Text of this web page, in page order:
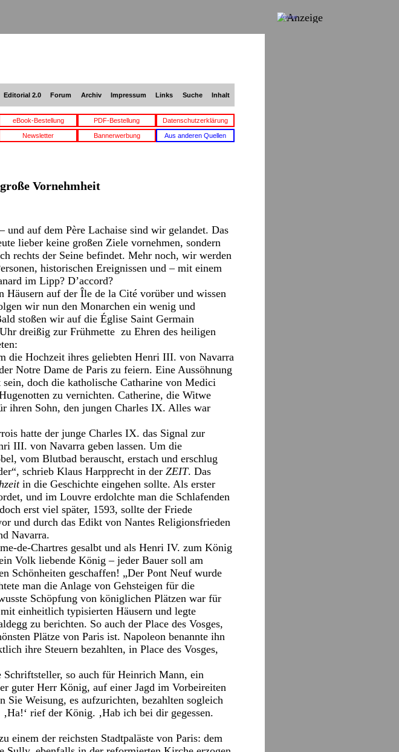
Editorial 2.0 Forum Archiv Impressum Links Suche Inhalt
eBook-Bestellung PDF-Bestellung Datenschutzerklärung
Newsletter Bannerwerbung Aus anderen Quellen
Vornehmheit
auf dem Père Lachaise sind wir gelandet. Das
lieber keine großen Ziele vornehmen, sondern
rechts der Seine befindet. Mehr noch, wir werden
historischen Ereignissen und – mit einem
im Lipp? D’accord?
Häusern auf der Île de la Cité vorüber und wissen
wir nun den Monarchen ein wenig und
stoßen wir auf die Église Saint Germain
dreißig zur Frühmette zu Ehren des heiligen
die Hochzeit ihres geliebten Henri III. von Navarra
Notre Dame de Paris zu feiern. Eine Aussöhnung
doch die katholische Catharine von Medici
zu vernichten. Catherine, die Witwe
ihren Sohn, den jungen Charles IX. Alles war
hatte der junge Charles IX. das Signal zur
III. von Navarra geben lassen. Um die
vom Blutbad berauscht, erstach und erschlug
schrieb Klaus Harpprecht in der ZEIT. Das
in die Geschichte eingehen sollte. Als erster
und im Louvre erdolchte man die Schlafenden
erst viel später, 1593, sollte der Friede
und durch das Edikt von Nantes Religionsfrieden
Navarra.
de-Chartres gesalbt und als Henri IV. zum König
Volk liebende König – jeder Bauer soll am
Schönheiten geschaffen! „Der Pont Neuf wurde
man die Anlage von Gehsteigen für die
Schöpfung von königlichen Plätzen war für
einheitlich typisierten Häusern und legte
zu berichten. So auch der Place des Vosges,
Plätze von Paris ist. Napoleon benannte ihn
ihre Steuern bezahlten, in Place des Vosges,
so auch für Heinrich Mann, ein
guter Herr König, auf einer Jagd im Vorbeireiten
Sie Weisung, es aufzurichten, bezahlten sogleich
rief der König. ‚Hab ich bei dir gegessen.
einem der reichsten Stadtpaläste von Paris: dem
Anzeige